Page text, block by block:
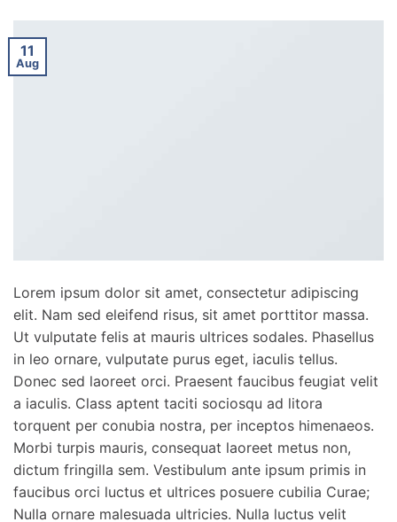
11
Aug
Lorem ipsum dolor sit amet, consectetur adipiscing
elit. Nam sed eleifend risus, sit amet porttitor massa.
Ut vulputate felis at mauris ultrices sodales. Phasellus
in leo ornare, vulputate purus eget, iaculis tellus.
Donec sed laoreet orci. Praesent faucibus feugiat velit
a iaculis. Class aptent taciti sociosqu ad litora
torquent per conubia nostra, per inceptos himenaeos.
Morbi turpis mauris, consequat laoreet metus non,
dictum fringilla sem. Vestibulum ante ipsum primis in
faucibus orci luctus et ultrices posuere cubilia Curae;
Nulla ornare malesuada ultricies. Nulla luctus velit